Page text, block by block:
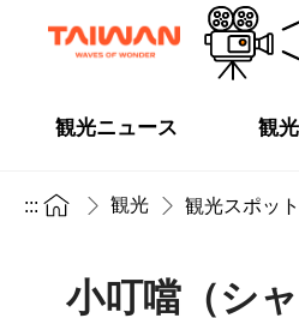
観光ニュース 観光
::: 観光 観光スポット
小叮噹（シ